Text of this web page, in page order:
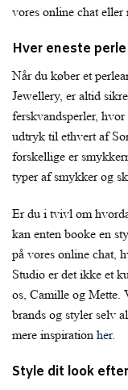
vores online chat eller
Hver eneste
Når du køber et
Jewellery, er altid
ferskvandsperler,
udtryk til ethvert af
forskellige er
typer af smykker og
Er du i tvivl om
kan enten booke en
på vores online chat,
Studio er det ikke et
os, Camille og Mette.
brands og styler selv
mere inspiration her.
Style dit look